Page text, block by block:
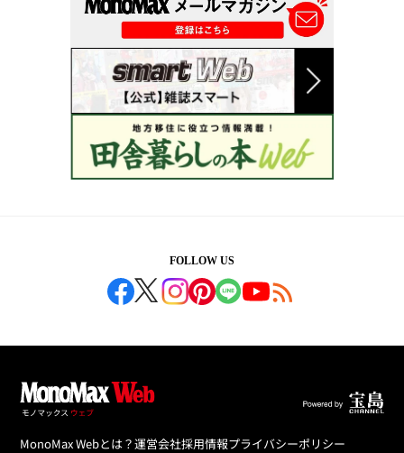
FOLLOW US
MonoMax Webとは？運営会社採用情報プライバシーポリシー